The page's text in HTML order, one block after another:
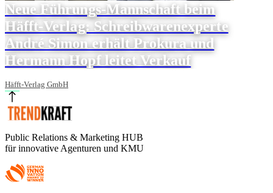
Neue Führungs-Mannschaft beim
Häfft-Verlag: Schreibwarenexperte
André Simon erhält Prokura und
Hermann Hopf leitet Verkauf
Häfft-Verlag GmbH
Public Relations & Marketing HUB
für innovative Agenturen und KMU